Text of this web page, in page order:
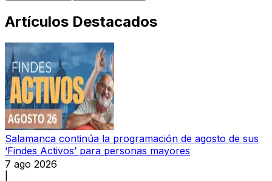
Artículos Destacados
Salamanca continúa la programación de agosto de sus
‘Findes Activos’ para personas mayores
7 ago 2026